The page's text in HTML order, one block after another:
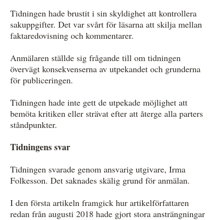
Tidningen hade brustit i sin skyldighet att kontrollera
sakuppgifter. Det var svårt för läsarna att skilja mellan
faktaredovisning och kommentarer.
Anmälaren ställde sig frågande till om tidningen
övervägt konsekvenserna av utpekandet och grunderna
för publiceringen.
Tidningen hade inte gett de utpekade möjlighet att
bemöta kritiken eller strävat efter att återge alla parters
ståndpunkter.
Tidningens svar
Tidningen svarade genom ansvarig utgivare, Irma
Folkesson. Det saknades skälig grund för anmälan.
I den första artikeln framgick hur artikelförfattaren
redan från augusti 2018 hade gjort stora ansträngningar